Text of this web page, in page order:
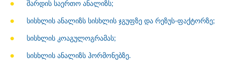
შარდის საერთო ანალიზს;
სისხლის ანალიზს სისხლის ჯგუფზე და რეზუს-ფაქტორზე;
სისხლის კოაგულოგრამას;
სისხლის ანალიზს ჰორმონებზე.